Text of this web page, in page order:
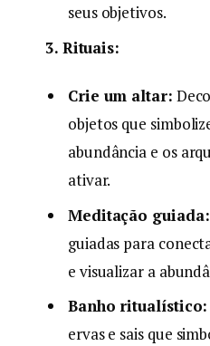
seus objetivos.
3. Rituais:
Crie um altar:
objetos que
abundância e os
ativar.
Meditação guiada:
guiadas para
e visualizar a
Banho ritualístico:
ervas e sais que